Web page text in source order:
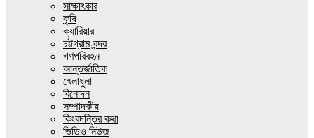
সাক্ষাৎকার
কৃষি
ক্যারিয়ার
চট্টগ্রাম-বন্দর
গণপরিবহন
আন্তর্জাতিক
খেলাধুলা
বিনোদন
সম্পাদকীয়
কিংবদন্তির কথা
ভিডিও নিউজ